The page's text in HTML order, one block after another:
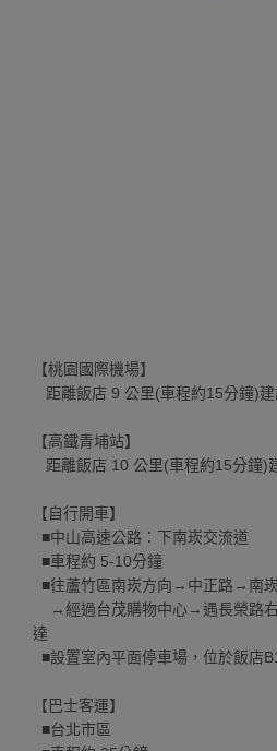
【桃園國際機場】
距離飯店 9 公里(車程約15分鐘)
【高鐵青埔站】
距離飯店 10 公里(車程約15分鐘)
【自行開車】
■中山高速公路：下南崁交流道
■車程約 5-10分鐘
■往蘆竹區南崁方向→中正路→南
→經過台茂購物中心→遇長榮路
達
■設置室內平面停車場，位於飯店
【巴士客運】
■台北市區